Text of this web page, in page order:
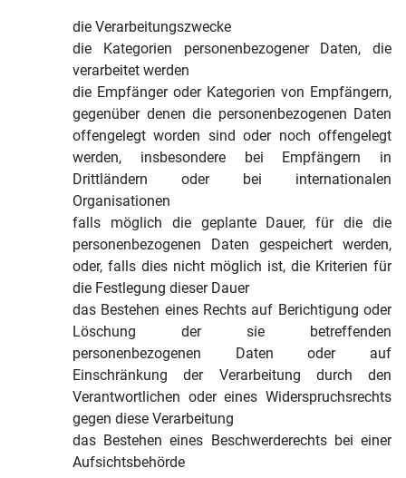
die Verarbeitungszwecke
die Kategorien personenbezogener Daten, die
verarbeitet werden
die Empfänger oder Kategorien von Empfängern,
gegenüber denen die personenbezogenen Daten
offengelegt worden sind oder noch offengelegt
werden, insbesondere bei Empfängern in
Drittländern oder bei internationalen
Organisationen
falls möglich die geplante Dauer, für die die
personenbezogenen Daten gespeichert werden,
oder, falls dies nicht möglich ist, die Kriterien für
die Festlegung dieser Dauer
das Bestehen eines Rechts auf Berichtigung oder
Löschung der sie betreffenden
personenbezogenen Daten oder auf
Einschränkung der Verarbeitung durch den
Verantwortlichen oder eines Widerspruchsrechts
gegen diese Verarbeitung
das Bestehen eines Beschwerderechts bei einer
Aufsichtsbehörde